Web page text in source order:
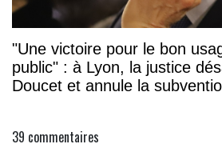
"Une victoire pour le bon
public" : à Lyon, la justice
Doucet et annule la
39 commentaires